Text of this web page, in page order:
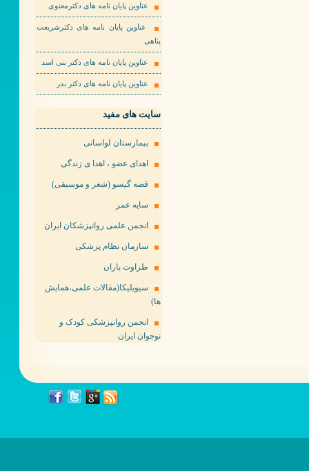
عناوین پایان نامه های دکترمعنوی
عناوین پایان نامه های دکترشریعت
پناهی
عناوین پایان نامه های دکتر بنی اسد
عناوین پایان نامه های دکتر بدر
سایت های مفید
بیمارستان لواسانی
اهدای عضو ، اهدا ی زندگی
قصه گیسو (شعر و موسیقی)
سایه عمر
انجمن علمی روانپزشکان ایران
سازمان نظام پزشکی
طراوت باران
سیویلیکا(مقالات علمی،همایش
ها)
انجمن روانپزشکی کودک و
نوجوان ایران